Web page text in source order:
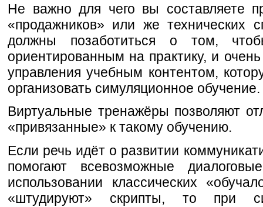
Не важно для чего вы составляете
«продажников» или же технических
должны позаботиться о том,
ориентированным на практику, и
управления учебным контентом,
организовать симуляционное обучение.
Виртуальные тренажёры позволяют
«привязанные» к такому обучению.
Если речь идёт о развитии
помогают всевозможные
использовании классических
«штудируют» скрипты, то при